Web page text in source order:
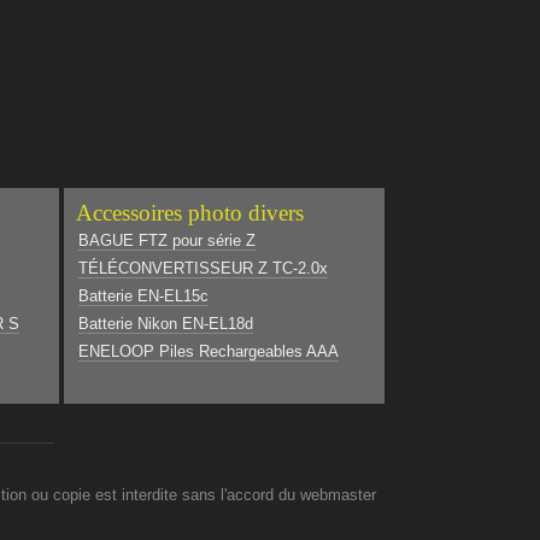
S
Accessoires photo divers
BAGUE FTZ pour série Z
TÉLÉCONVERTISSEUR Z TC-2.0x
Batterie EN-EL15c
Batterie Nikon EN-EL18d
ENELOOP Piles Rechargeables AAA
ou copie est interdite sans l'accord du webmaster